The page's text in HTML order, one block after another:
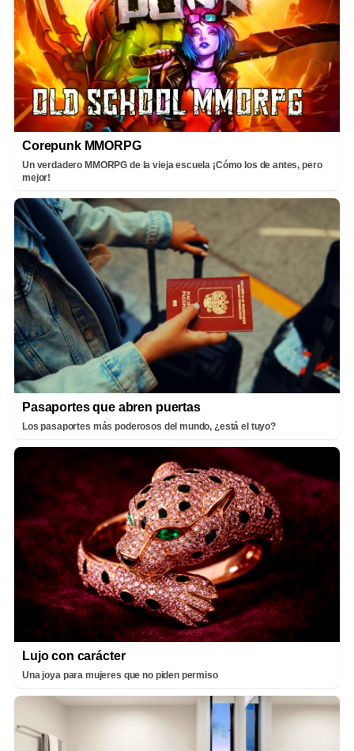
Corepunk MMORPG
Un verdadero MMORPG de la vieja escuela ¡Cómo los de antes, pero
mejor!
Pasaportes que abren puertas
Los pasaportes más poderosos del mundo, ¿está el tuyo?
Lujo con carácter
Una joya para mujeres que no piden permiso